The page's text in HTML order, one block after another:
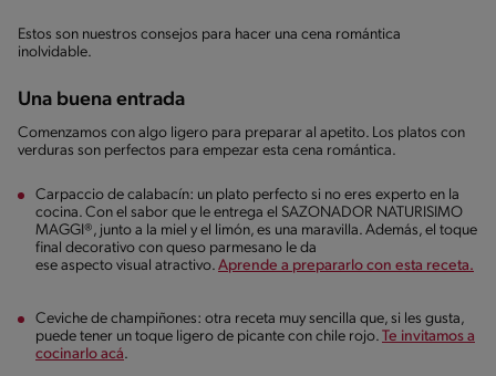
Estos son nuestros consejos para hacer una cena romántica
inolvidable.
Una buena entrada
Comenzamos con algo ligero para preparar al apetito. Los platos con
verduras son perfectos para empezar esta cena romántica.
Carpaccio de calabacín: un plato perfecto si no eres experto en la
cocina. Con el sabor que le entrega el SAZONADOR NATURISIMO
MAGGI®, junto a la miel y el limón, es una maravilla. Además, el toque
final decorativo con queso parmesano le da
ese aspecto visual atractivo. Aprende a prepararlo con esta receta.
Ceviche de champiñones: otra receta muy sencilla que, si les gusta,
puede tener un toque ligero de picante con chile rojo. Te invitamos a
cocinarlo acá.